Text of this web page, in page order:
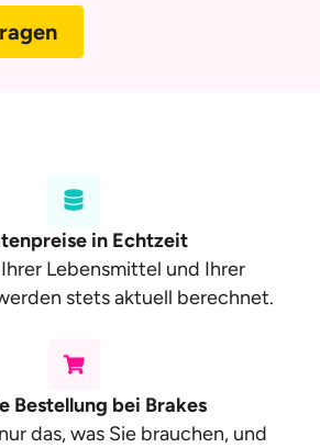
in Echtzeit
Lebensmittel und Ihrer
stets aktuell berechnet.
Bestellung bei Brakes
das, was Sie brauchen, und